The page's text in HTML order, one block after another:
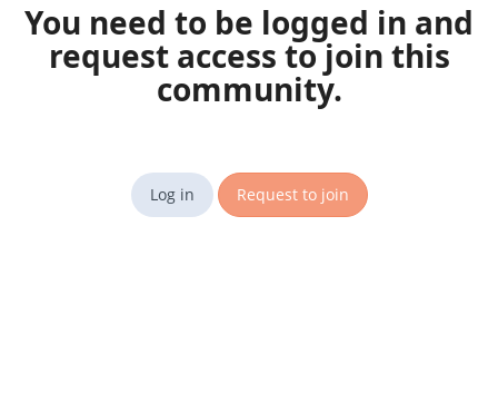
You need to be logged in and
request access to join this
community.
Log in Request to join